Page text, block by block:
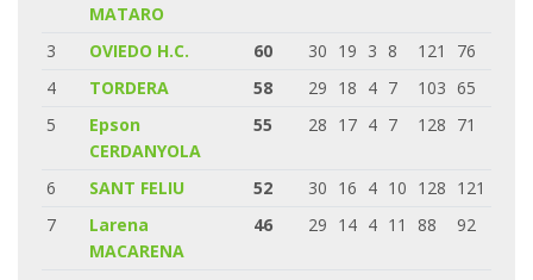
MATARO
3 OVIEDO H.C. 60 30 19 3 8 121
76
4
TORDERA 58 29 18 4 7 103 65
5
Epson
CERDANYOLA
55 28 17 4 7 128 71
6 SANT FELIU 52 30 16 4 10 128 121
7
Larena
MACARENA
46 29 14 4 11 88 92